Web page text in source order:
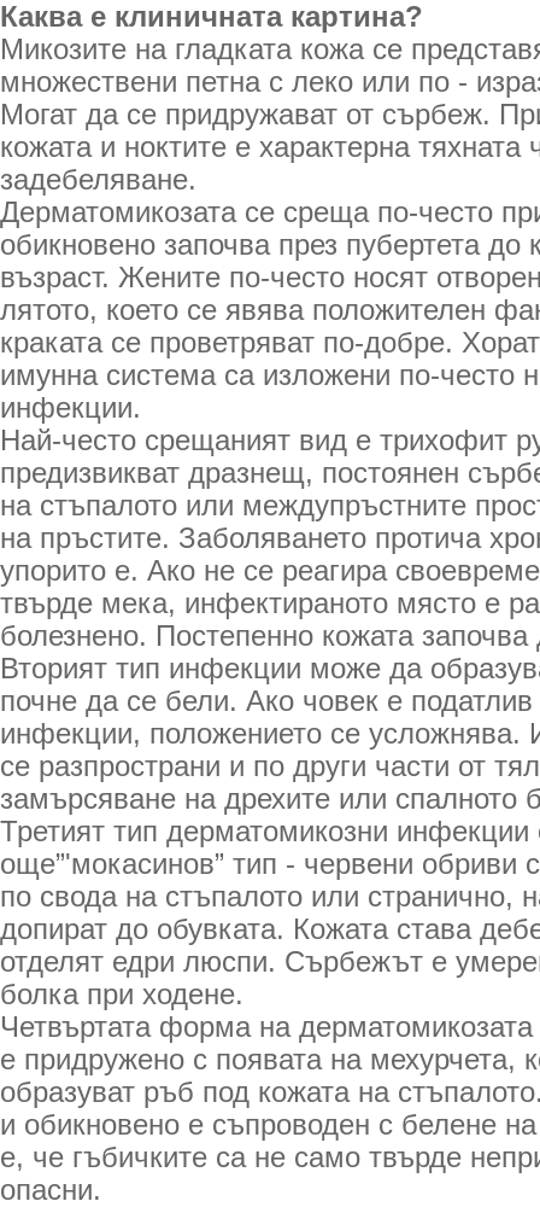
Каква е клиничната картина?
Микозите на гладката кожа се
множествени петна с леко или по -
Могат да се придружават от сърбеж.
кожата и ноктите е характерна тяхната
задебеляване.
Дерматомикозата се среща по-често
обикновено започва през пубертета
възраст. Жените по-често носят
лятото, което се явява положителен
краката се проветряват по-добре.
имунна система са изложени по-често
инфекции.
Най-често срещаният вид е трихофит
предизвикват дразнещ, постоянен
на стъпалото или междупръстните
на пръстите. Заболяването протича
упорито е. Ако не се реагира
твърде мека, инфектираното място е
болезнено. Постепенно кожата
Вторият тип инфекции може да
почне да се бели. Ако човек е
инфекции, положението се
се разпространи и по други части от
замърсяване на дрехите или спалното
Третият тип дерматомикозни инфекции
още”'мокасинов” тип - червени обриви
по свода на стъпалото или странично,
допират до обувката. Кожата става
отделят едри люспи. Сърбежът е
болка при ходене.
Четвъртата форма на
е придружено с появата на мехурчета,
образуват ръб под кожата на
и обикновено е съпроводен с белене
е, че гъбичките са не само твърде
опасни.